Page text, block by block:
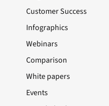
Customer Success
Infographics
Webinars
Comparison
White papers
Events